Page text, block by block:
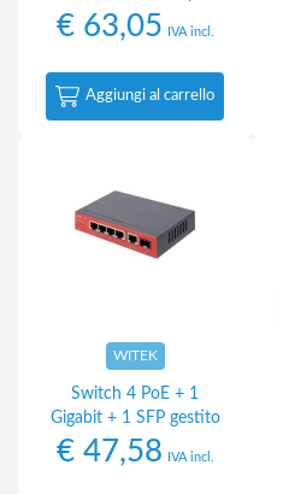
€63,05 IVA incl.
Aggiungi al carrello
WITEK
Switch 4 PoE + 1
Gigabit + 1 SFP gestito
€47,58 IVA incl.